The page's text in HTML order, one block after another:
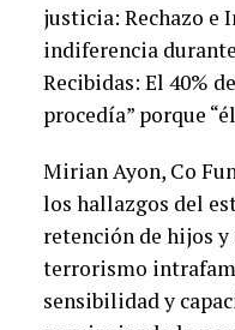
justicia: Rechazo e
indiferencia
Recibidas: El 40%
procedía” porque
Mirian Ayon, Co
los hallazgos del
retención de hijos
terrorismo
sensibilidad y